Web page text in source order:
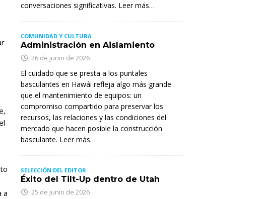
a
conversaciones significativas. Leer más…
COMUNIDAD Y CULTURA
Administración en Aislamiento
26 de junio de 2026
El cuidado que se presta a los puntales
basculantes en Hawái refleja algo más grande
que el mantenimiento de equipos: un
compromiso compartido para preservar los
recursos, las relaciones y las condiciones del
mercado que hacen posible la construcción
basculante. Leer más…
SELECCIÓN DEL EDITOR
Éxito del Tilt-Up dentro de Utah
25 de junio de 2026